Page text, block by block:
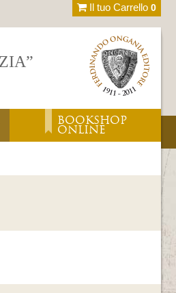
Il tuo Carrello 0
BOOKSHOP
ONLINE